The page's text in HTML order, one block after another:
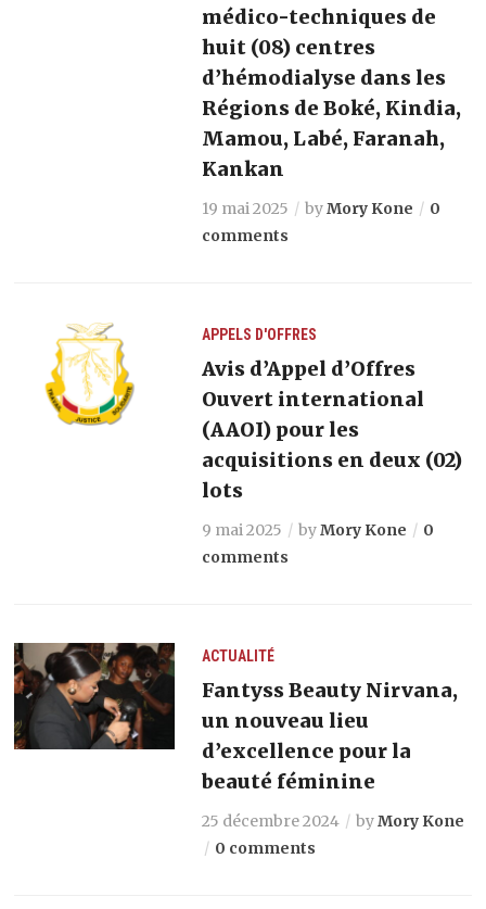
médico-techniques de
huit (08) centres
d’hémodialyse dans les
Régions de Boké, Kindia,
Mamou, Labé, Faranah,
Kankan
19 mai 2025 byMory Kone
0
comments
APPELS D'OFFRES
Avis d’Appel d’Offres
Ouvert international
(AAOI) pour les
acquisitions en deux (02)
lots
9 mai 2025 byMory Kone
0
comments
ACTUALITÉ
Fantyss Beauty Nirvana,
un nouveau lieu
d’excellence pour la
beauté féminine
25 décembre 2024 byMory Kone
0 comments